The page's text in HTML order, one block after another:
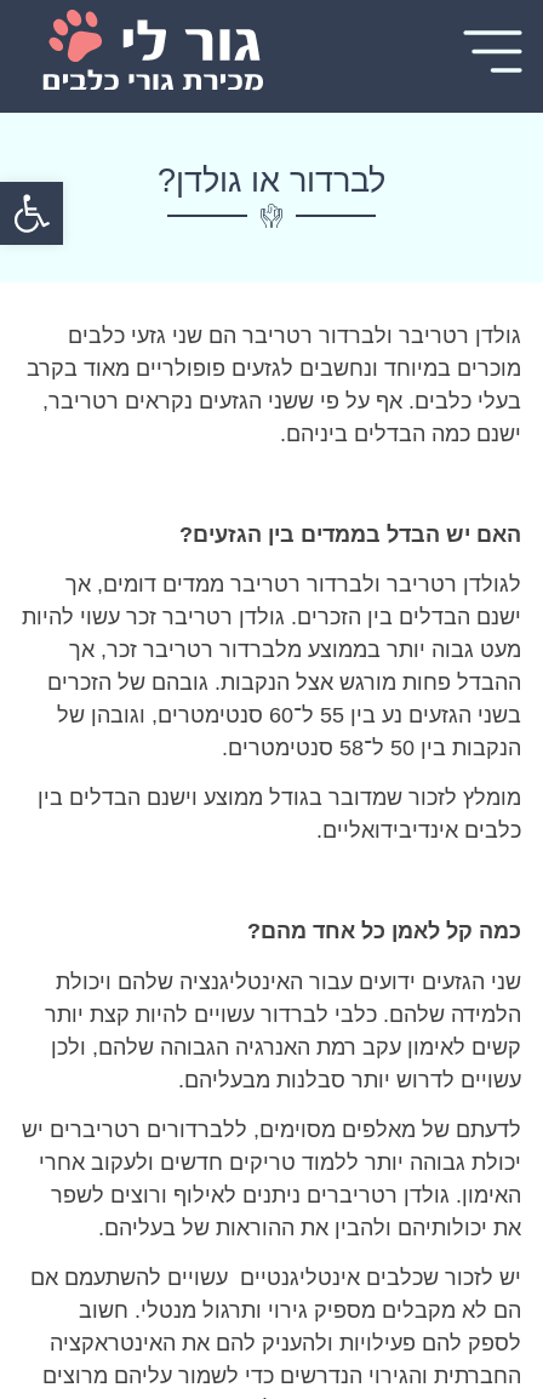
לברדור או גולדן?
גולדן רטריבר ולברדור רטריבר הם שני גזעי כלבים
מוכרים במיוחד ונחשבים לגזעים פופולריים מאוד בקרב
בעלי כלבים. אף על פי ששני הגזעים נקראים רטריבר,
ישנם כמה הבדלים ביניהם.
האם יש הבדל בממדים בין הגזעים?
לגולדן רטריבר ולברדור רטריבר ממדים דומים, אך
ישנם הבדלים בין הזכרים. גולדן רטריבר זכר עשוי להיות
מעט גבוה יותר בממוצע מלברדור רטריבר זכר, אך
ההבדל פחות מורגש אצל הנקבות. גובהם של הזכרים
בשני הגזעים נע בין 55 ל־60 סנטימטרים, וגובהן של
הנקבות בין 50 ל־58 סנטימטרים.
מומלץ לזכור שמדובר בגודל ממוצע וישנם הבדלים בין
כלבים אינדיבידואליים.
כמה קל לאמן כל אחד מהם?
שני הגזעים ידועים עבור האינטליגנציה שלהם ויכולת
הלמידה שלהם. כלבי לברדור עשויים להיות קצת יותר
קשים לאימון עקב רמת האנרגיה הגבוהה שלהם, ולכן
עשויים לדרוש יותר סבלנות מבעליהם.
לדעתם של מאלפים מסוימים, ללברדורים רטריברים יש
יכולת גבוהה יותר ללמוד טריקים חדשים ולעקוב אחרי
האימון. גולדן רטריברים ניתנים לאילוף ורוצים לשפר
את יכולותיהם ולהבין את ההוראות של בעליהם.
יש לזכור שכלבים אינטליגנטיים עשויים להשתעמם אם
הם לא מקבלים מספיק גירוי ותרגול מנטלי. חשוב
לספק להם פעילויות ולהעניק להם את האינטראקציה
החברתית והגירוי הנדרשים כדי לשמור עליהם מרוצים